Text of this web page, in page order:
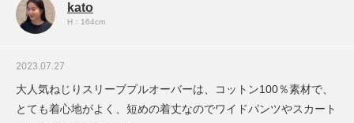
kato
H：164cm
2023.07.27
大人気ねじりスリーブプルオーバーは、コットン100％素材で、
とても着心地がよく、短めの着丈なのでワイドパンツやスカート